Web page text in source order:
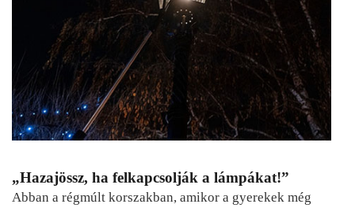
„Hazajössz, ha felkapcsolják a lámpákat!”
Abban a régmúlt korszakban, amikor a gyerekek még